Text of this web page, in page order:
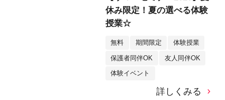
休み限定！夏の選べる体験
授業☆
無料 期間限定 体験授業
保護者同伴OK 友人同伴OK
体験イベント
詳しくみる